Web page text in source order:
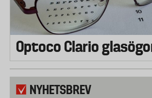
Optoco Clario
NYHETSBREV